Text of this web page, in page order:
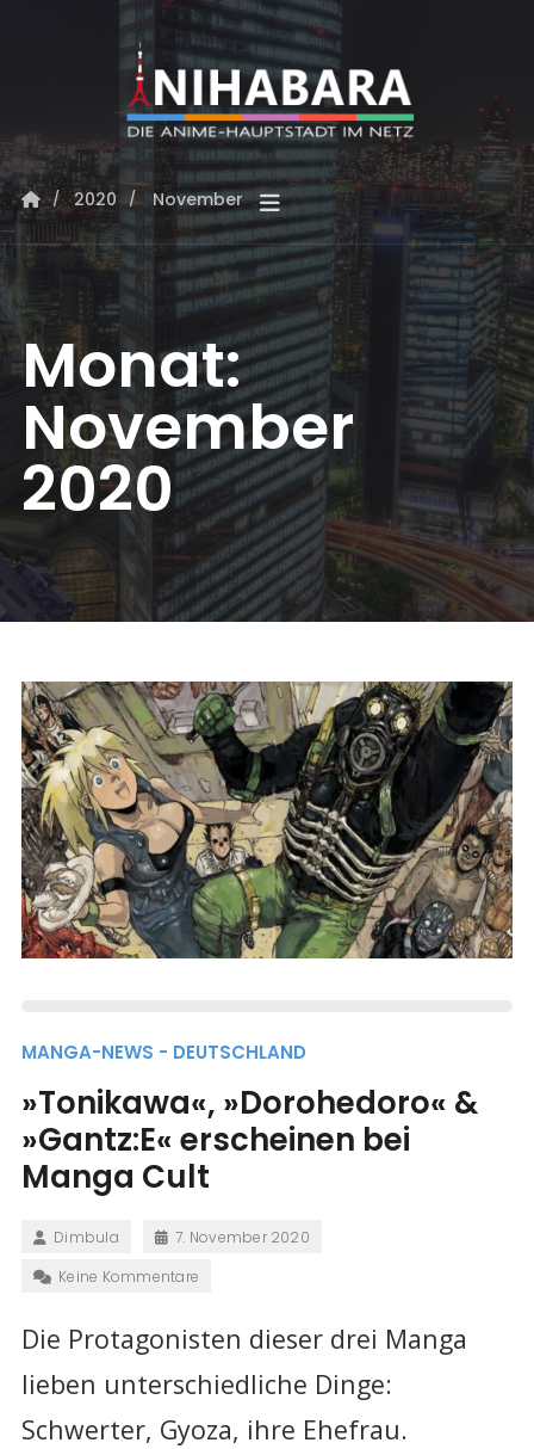
2020 November
Monat:
November
2020
MANGA-NEWS - DEUTSCHLAND
»Tonikawa«, »Dorohedoro« &
»Gantz:E« erscheinen bei
Manga Cult
Dimbula
7. November 2020
Keine Kommentare
Die Protagonisten dieser drei Manga
lieben unterschiedliche Dinge:
Schwerter, Gyoza, ihre Ehefrau.